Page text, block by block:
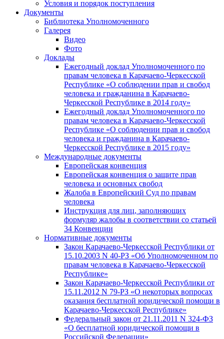
Условия и порядок поступления
Документы
Библиотека Уполномоченного
Галерея
Видео
Фото
Доклады
Ежегодный доклад Уполномоченного по
правам человека в Карачаево-Черкесской
Республике «О соблюдении прав и свобод
человека и гражданина в Карачаево-
Черкесской Республике в 2014 году»
Ежегодный доклад Уполномоченного по
правам человека в Карачаево-Черкесской
Республике «О соблюдении прав и свобод
человека и гражданина в Карачаево-
Черкесской Республике в 2015 году»
Международные документы
Европейская конвенция
Европейская конвенция о защите прав
человека и основных свобод
Жалоба в Европейский Суд по правам
человека
Инструкция для лиц, заполняющих
формуляр жалобы в соответствии со статьей
34 Конвенции
Нормативные документы
Закон Карачаево-Черкесской Республики от
15.10.2003 N 40-РЗ «Об Уполномоченном по
правам человека в Карачаево-Черкесской
Республике»
Закон Карачаево-Черкесской Республики от
15.11.2012 N 79-РЗ «О некоторых вопросах
оказания бесплатной юридической помощи в
Карачаево-Черкесской Республике»
Федеральный закон от 21.11.2011 N 324-ФЗ
«О бесплатной юридической помощи в
Российской Федерации»